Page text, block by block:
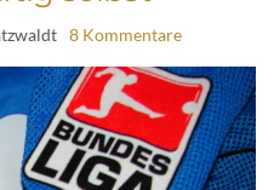
8 Kommentare